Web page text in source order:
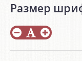
Размер